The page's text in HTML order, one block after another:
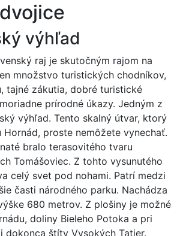
výhľad
raj je skutočným rajom na
množstvo turistických chodníkov,
tajné zákutia, dobré turistické
prírodné úkazy. Jedným z
výhľad. Tento skalný útvar, ktorý
proste nemôžete vynechať.
bralo terasovitého tvaru
Tomášoviec. Z tohto vysunutého
celý svet pod nohami. Patrí medzi
časti národného parku. Nachádza
680 metrov. Z plošiny je možné
doliny Bieleho Potoka a pri
dokonca štíty Vysokých Tatier.